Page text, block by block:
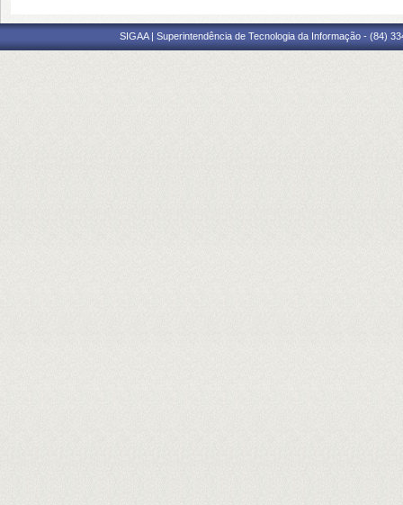
SIGAA | Superintendência de Tecnologia da Informação - (84)